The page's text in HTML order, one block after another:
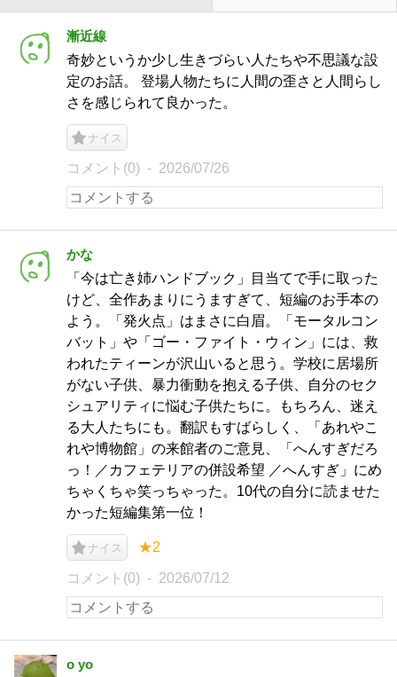
漸近線
奇妙というか少し生きづらい人たちや不思議な設
定のお話。 登場人物たちに人間の歪さと人間らし
さを感じられて良かった。
ナイス
コメント(0) 2026/07/26
かな
「今は亡き姉ハンドブック」目当てで手に取った
けど、全作あまりにうますぎて、短編のお手本の
よう。「発火点」はまさに白眉。「モータルコン
バット」や「ゴー・ファイト・ウィン」には、救
われたティーンが沢山いると思う。学校に居場所
がない子供、暴力衝動を抱える子供、自分のセク
シュアリティに悩む子供たちに。もちろん、迷え
る大人たちにも。翻訳もすばらしく、「あれやこ
れや博物館」の来館者のご意見、「へんすぎだろ
っ！／カフェテリアの併設希望 ／へんすぎ」にめ
ちゃくちゃ笑っちゃった。10代の自分に読ませた
かった短編集第一位！
ナイス ★2
コメント(0) 2026/07/12
o yo